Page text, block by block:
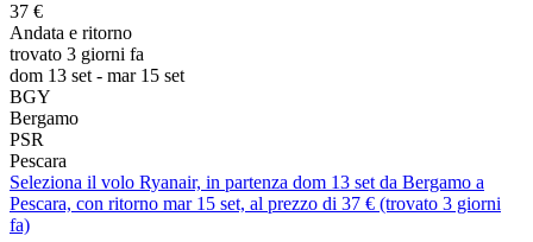
37 €
Andata e ritorno
trovato 3 giorni fa
dom 13 set - mar 15 set
BGY
Bergamo
PSR
Pescara
Seleziona il volo Ryanair, in partenza dom 13 set da Bergamo a
Pescara, con ritorno mar 15 set, al prezzo di 37 € (trovato 3 giorni
fa)